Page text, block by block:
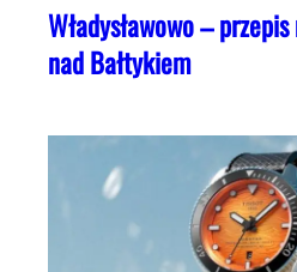
Władysławowo –
nad Bałtykiem